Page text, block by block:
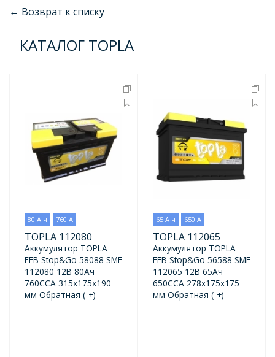
← Возврат к списку
КАТАЛОГ TOPLA
80 А·ч 760 А
TOPLA 112080
Аккумулятор TOPLA
EFB Stop&Go 58088 SMF
112080 12В 80Ач
760CCA 315x175x190
мм Обратная (-+)
65 А·ч 650 А
TOPLA 112065
Аккумулятор TOPLA
EFB Stop&Go 56588 SMF
112065 12В 65Ач
650CCA 278x175x175
мм Обратная (-+)